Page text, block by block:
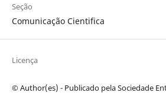
Seção
Comunicação Cientifica
Licença
© Author(es) - Publicado pela Sociedade